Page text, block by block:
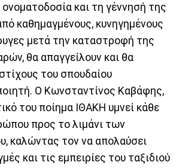
και τη γέννησή της
καθημαγμένους, κυνηγημένους
μετά την καταστροφή της
θα απαγγείλουν και θα
του σπουδαίου
Ο Κωνσταντίνος Καβάφης,
του ποίημα ΙΘΑΚΗ υμνεί κάθε
προς το λιμάνι των
καλώντας τον να απολαύσει
και τις εμπειρίες του ταξιδιού